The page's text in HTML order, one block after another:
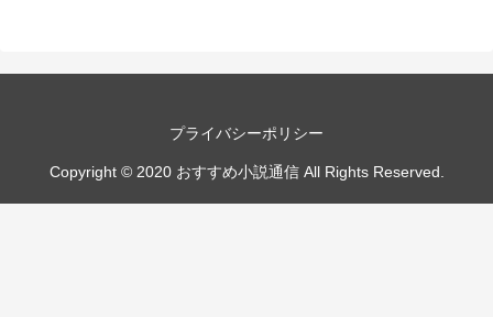
プライバシーポリシー
Copyright © 2020 おすすめ小説通信 All Rights Reserved.